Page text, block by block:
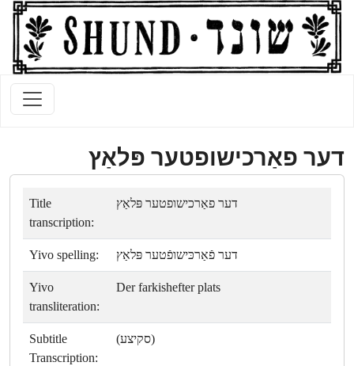
דער פאַרכישופטער פּלאַץ
Title
transcription:
דער פאַרכישופטער פּלאַץ
Yivo spelling: דער פֿאַרכּישופֿטער פּלאַץ
Yivo
transliteration:
Der farkishefter plats
Subtitle
Transcription:
(סקיצע)